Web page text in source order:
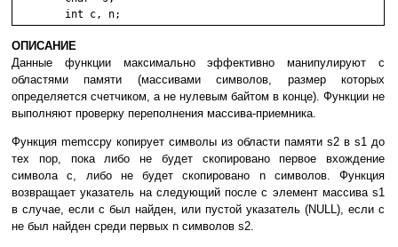
ОПИСАНИЕ
Данные функции максимально эффективно манипулируют с
областями памяти (массивами символов, размер которых
определяется счетчиком, а не нулевым байтом в конце). Функции не
выполняют проверку переполнения массива-приемника.
Функция memccpy копирует символы из области памяти s2 в s1 до
тех пор, пока либо не будет скопировано первое вхождение
символа c, либо не будет скопировано n символов. Функция
возвращает указатель на следующий после c элемент массива s1
в случае, если c был найден, или пустой указатель (NULL), если c
не был найден среди первых n символов s2.